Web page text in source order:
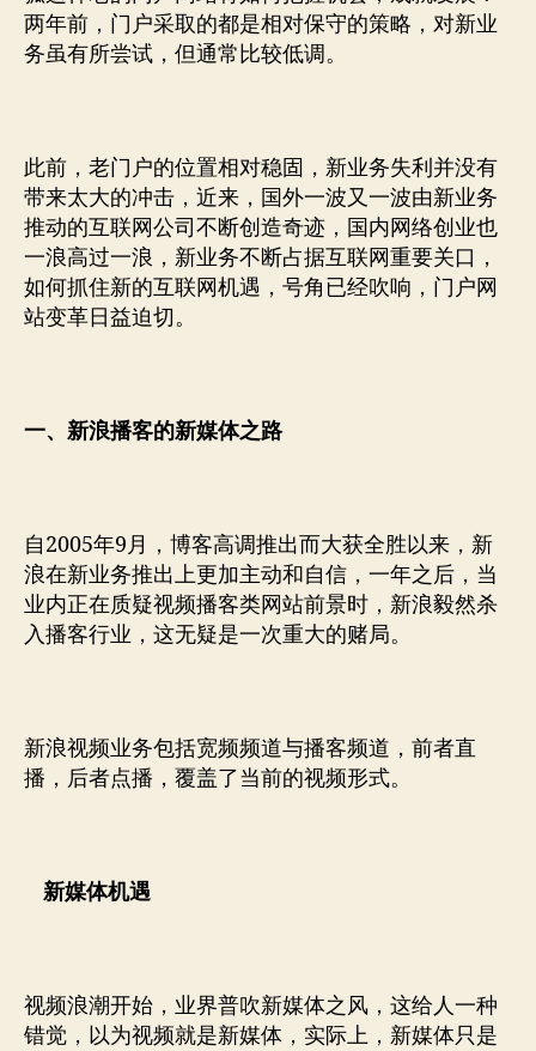
两年前，门户采取的都是相对保守的策略，对新业
务虽有所尝试，但通常比较低调。
此前，老门户的位置相对稳固，新业务失利并没有
带来太大的冲击，近来，国外一波又一波由新业务
推动的互联网公司不断创造奇迹，国内网络创业也
一浪高过一浪，新业务不断占据互联网重要关口，
如何抓住新的互联网机遇，号角已经吹响，门户网
站变革日益迫切。
一、新浪播客的新媒体之路
自2005年9月，博客高调推出而大获全胜以来，新
浪在新业务推出上更加主动和自信，一年之后，当
业内正在质疑视频播客类网站前景时，新浪毅然杀
入播客行业，这无疑是一次重大的赌局。
新浪视频业务包括宽频频道与播客频道，前者直
播，后者点播，覆盖了当前的视频形式。
新媒体机遇
视频浪潮开始，业界普吹新媒体之风，这给人一种
错觉，以为视频就是新媒体，实际上，新媒体只是